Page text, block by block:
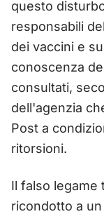
questo
responsabili
dei vaccini e
conoscenza
consultati,
dell'agenzia
Post a
ritorsioni.
Il falso legame
ricondotto a